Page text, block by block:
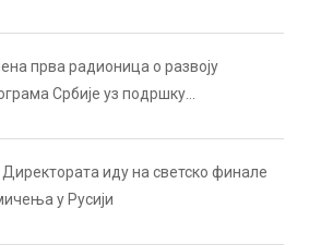
радиоактивних извора у
прва радионица о развоју
Србије уз подршку
иду на светско финале
у Русији